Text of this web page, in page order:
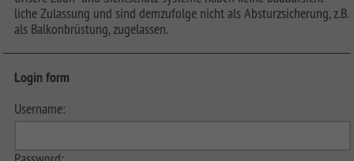
liche Zulassung und sind demzufolge nicht als Absturzsicherung, z.B.
als Balkonbrüstung, zugelassen.
Login form
Username: